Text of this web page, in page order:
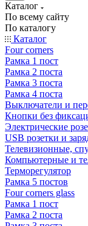
Каталог
По всему сайту
По каталогу
Каталог
Four corners
Рамка 1 пост
Рамка 2 поста
Рамка 3 поста
Рамка 4 поста
Выключатели и
Кнопки без
Электрические
USB розетки и
Телевизионные,
Компьютерные и
Терморегулятор
Рамка 5 постов
Four corners glass
Рамка 1 пост
Рамка 2 поста